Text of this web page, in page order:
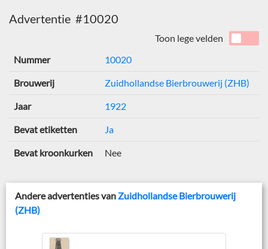
Advertentie #10020
Toon lege velden
Nummer
10020
Brouwerij Zuidhollandse Bierbrouwerij (ZHB)
Jaar 1922
Bevat etiketten Ja
Bevat kroonkurken Nee
Andere advertenties vanZuidhollandse Bierbrouwerij
(ZHB)